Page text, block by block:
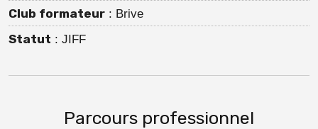
Club formateur : Brive
Statut : JIFF
Parcours professionnel